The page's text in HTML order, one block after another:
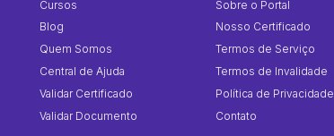
Cursos
Blog
Quem Somos
Central de Ajuda
Validar Certificado
Validar Documento
Sobre o Portal
Nosso Certificado
Termos de Serviço
Termos de Invalidade
Política de Privacidade
Contato